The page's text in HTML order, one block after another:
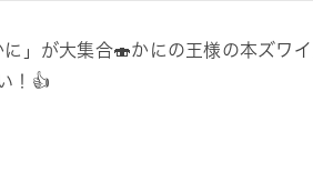
に」が大集合🍣かにの王様の本ズワ
！👍